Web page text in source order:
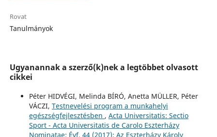
Rovat
Tanulmányok
Ugyanannak a szerző(k)nek a legtöbbet olvasott
cikkei
Péter HIDVÉGI, Melinda BÍRÓ, Anetta MÜLLER, Péter
VÁCZI, Testnevelési program a munkahelyi
egészségfejlesztésben , Acta Universitatis: Sectio
Sport - Acta Universitatis de Carolo Eszterházy
Nominatae: Évf. 44 (2017): Az Eszterházy Károly